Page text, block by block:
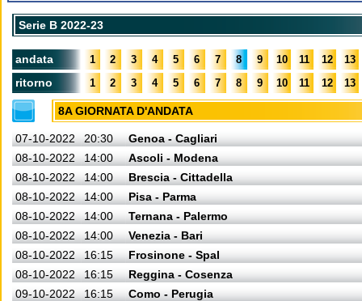
Serie B 2022-23
andata 1 2 3 4 5 6 7 8 9 10 11 12 13
ritorno 1 2 3 4 5 6 7 8 9 10 11 12 13
8A GIORNATA D'ANDATA
07-10-2022 20:30
Genoa - Cagliari
08-10-2022
14:00
Ascoli - Modena
08-10-2022
14:00
Brescia - Cittadella
08-10-2022
14:00
Pisa - Parma
08-10-2022
14:00
Ternana - Palermo
08-10-2022
14:00
Venezia - Bari
08-10-2022
16:15
Frosinone - Spal
08-10-2022
16:15
Reggina - Cosenza
09-10-2022
16:15
Como - Perugia